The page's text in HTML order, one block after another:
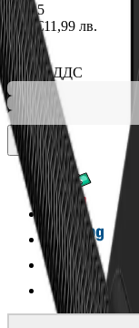
1.5
6,13 €11,99 лв.
Ценa с ДДС